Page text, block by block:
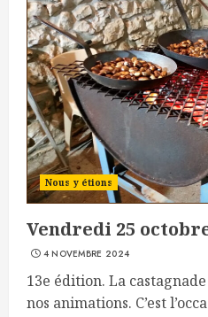
Nous y étions
Vendredi 25
4 NOVEMBRE 2024
13e édition. La
nos animations. C’est